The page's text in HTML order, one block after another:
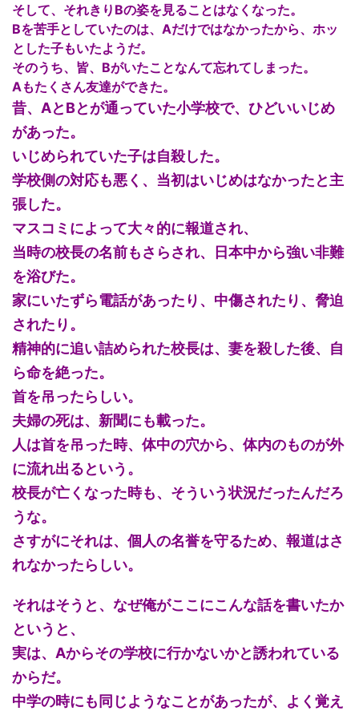
そして、それきりBの姿を見ることはなくなった。
Bを苦手としていたのは、Aだけではなかったから、ホッ
とした子もいたようだ。
そのうち、皆、Bがいたことなんて忘れてしまった。
Aもたくさん友達ができた。
昔、AとBとが通っていた小学校で、ひどいいじめ
があった。
いじめられていた子は自殺した。
学校側の対応も悪く、当初はいじめはなかったと主
張した。
マスコミによって大々的に報道され、
当時の校長の名前もさらされ、日本中から強い非難
を浴びた。
家にいたずら電話があったり、中傷されたり、脅迫
されたり。
精神的に追い詰められた校長は、妻を殺した後、自
ら命を絶った。
首を吊ったらしい。
夫婦の死は、新聞にも載った。
人は首を吊った時、体中の穴から、体内のものが外
に流れ出るという。
校長が亡くなった時も、そういう状況だったんだろ
うな。
さすがにそれは、個人の名誉を守るため、報道はさ
れなかったらしい。
それはそうと、なぜ俺がここにこんな話を書いたか
というと、
実は、Aからその学校に行かないかと誘われている
からだ。
中学の時にも同じようなことがあったが、よく覚え